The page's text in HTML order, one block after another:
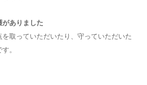
ありました
取っていただいたり、守っていただいた
。